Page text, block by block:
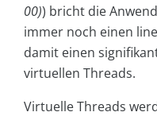
00)) bricht die
immer noch einen
damit einen
virtuellen Threads.
Virtuelle Threads